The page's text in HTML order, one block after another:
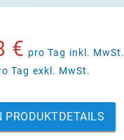
€ pro Tag inkl. MwSt.
Tag exkl. MwSt.
PRODUKTDETAILS